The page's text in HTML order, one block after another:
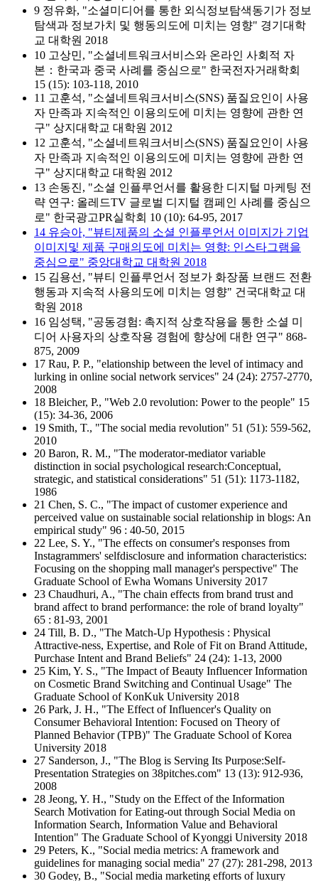
9 정유화, "소셜미디어를 통한 외식정보탐색동기가 정보
탐색과 정보가치 및 행동의도에 미치는 영향" 경기대학
교 대학원 2018
10 고상민, "소셜네트워크서비스와 온라인 사회적 자
본：한국과 중국 사례를 중심으로" 한국전자거래학회
15 (15): 103-118, 2010
11 고훈석, "소셜네트워크서비스(SNS) 품질요인이 사용
자 만족과 지속적인 이용의도에 미치는 영향에 관한 연
구" 상지대학교 대학원 2012
12 고훈석, "소셜네트워크서비스(SNS) 품질요인이 사용
자 만족과 지속적인 이용의도에 미치는 영향에 관한 연
구" 상지대학교 대학원 2012
13 손동진, "소셜 인플루언서를 활용한 디지털 마케팅 전
략 연구: 올레드TV 글로벌 디지털 캠페인 사례를 중심으
로" 한국광고PR실학회 10 (10): 64-95, 2017
14 유승아, "뷰티제품의 소셜 인플루언서 이미지가 기업
이미지및 제품 구매의도에 미치는 영향: 인스타그램을
중심으로" 중앙대학교 대학원 2018
15 김용선, "뷰티 인플루언서 정보가 화장품 브랜드 전환
행동과 지속적 사용의도에 미치는 영향" 건국대학교 대
학원 2018
16 임성택, "공동경험: 촉지적 상호작용을 통한 소셜 미
디어 사용자의 상호작용 경험에 향상에 대한 연구" 868-
875, 2009
17 Rau, P. P., "elationship between the level of intimacy and
lurking in online social network services" 24 (24): 2757-2770,
2008
18 Bleicher, P., "Web 2.0 revolution: Power to the people" 15
(15): 34-36, 2006
19 Smith, T., "The social media revolution" 51 (51): 559-562,
2010
20 Baron, R. M., "The moderator-mediator variable
distinction in social psychological research:Conceptual,
strategic, and statistical considerations" 51 (51): 1173-1182,
1986
21 Chen, S. C., "The impact of customer experience and
perceived value on sustainable social relationship in blogs: An
empirical study" 96 : 40-50, 2015
22 Lee, S. Y., "The effects on consumer's responses from
Instagrammers' selfdisclosure and information characteristics:
Focusing on the shopping mall manager's perspective" The
Graduate School of Ewha Womans University 2017
23 Chaudhuri, A., "The chain effects from brand trust and
brand affect to brand performance: the role of brand loyalty"
65 : 81-93, 2001
24 Till, B. D., "The Match-Up Hypothesis : Physical
Attractive-ness, Expertise, and Role of Fit on Brand Attitude,
Purchase Intent and Brand Beliefs" 24 (24): 1-13, 2000
25 Kim, Y. S., "The Impact of Beauty Influencer Information
on Cosmetic Brand Switching and Continual Usage" The
Graduate School of KonKuk University 2018
26 Park, J. H., "The Effect of Influencer's Quality on
Consumer Behavioral Intention: Focused on Theory of
Planned Behavior (TPB)" The Graduate School of Korea
University 2018
27 Sanderson, J., "The Blog is Serving Its Purpose:Self-
Presentation Strategies on 38pitches.com" 13 (13): 912-936,
2008
28 Jeong, Y. H., "Study on the Effect of the Information
Search Motivation for Eating-out through Social Media on
Information Search, Information Value and Behavioral
Intention" The Graduate School of Kyonggi University 2018
29 Peters, K., "Social media metrics: A framework and
guidelines for managing social media" 27 (27): 281-298, 2013
30 Godey, B., "Social media marketing efforts of luxury